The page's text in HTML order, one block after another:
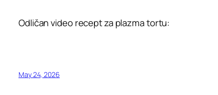
Odličan video recept za plazma tortu:
May 24, 2026